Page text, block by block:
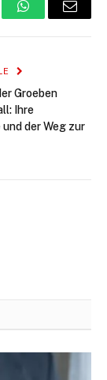
WhatsAppEmail
Groeben
Ihre
der Weg zur